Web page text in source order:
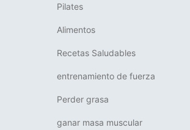
Pilates
Alimentos
Recetas Saludables
entrenamiento de fuerza
Perder grasa
ganar masa muscular